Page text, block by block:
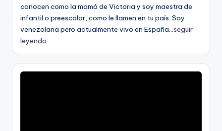
conocen como la mamá de Victoria y soy maestra de
infantil o preescolar, como le llamen en tu país. Soy
venezolana pero actualmente vivo en España...seguir
leyendo